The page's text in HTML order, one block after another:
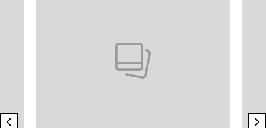
previous element